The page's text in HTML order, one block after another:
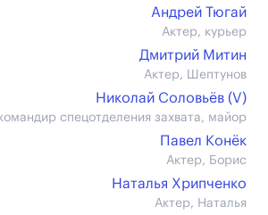
Андрей Тюгай
Актер, курьер
Дмитрий Митин
Актер, Шептунов
Николай Соловьёв (V)
спецотделения захвата, майор
Павел Конёк
Актер, Борис
Наталья Хрипченко
Актер, Наталья